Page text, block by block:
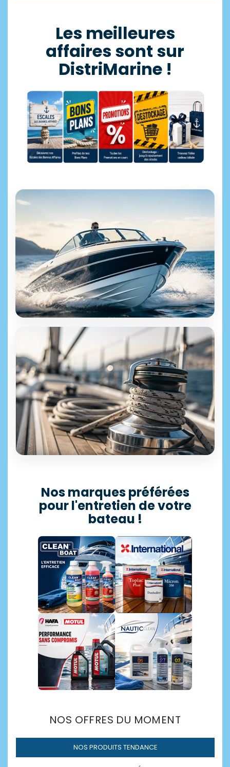
Les meilleures
affaires sont sur
DistriMarine !
Escales des bonnes affaires
Bons Plans PromotionsDéstockageIdées cadeaux
ÉQUIPEMENT & ACCESSOIRES
+25 000 références disponibles
Motonautisme
Découvrir →
Accastillage
11 500 articles en stock
Découvrir →
Nos marques préférées
pour l'entretien de votre
bateau !
NOS OFFRES DU MOMENT
NOS PRODUITS TENDANCE